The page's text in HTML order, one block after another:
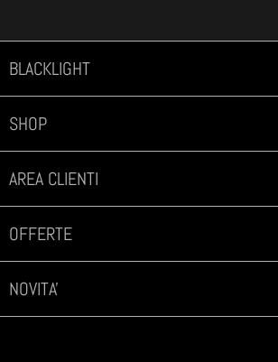
BLACKLIGHT
SHOP
AREA CLIENTI
OFFERTE
NOVITA'